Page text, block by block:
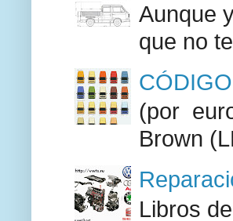
Aunque
que no
(por
Brown
Libros